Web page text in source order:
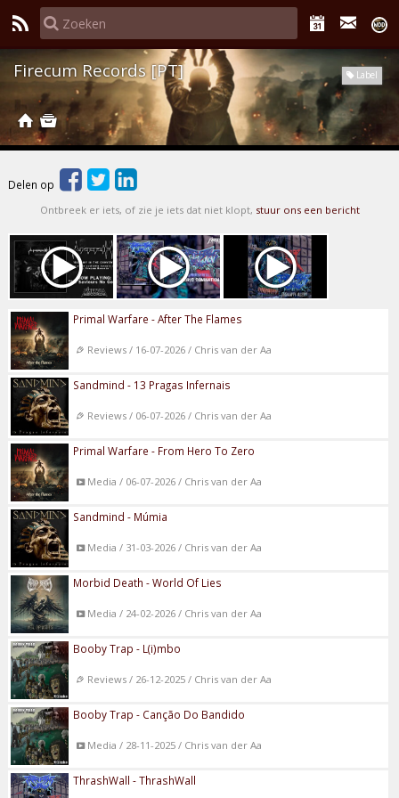
Label
Firecum Records [PT]
Delen op
Ontbreek er iets, of zie je iets dat niet klopt, stuur ons een bericht
Primal Warfare - After The Flames
Reviews / 16-07-2026 / Chris van der Aa
Sandmind - 13 Pragas Infernais
Reviews / 06-07-2026 / Chris van der Aa
Primal Warfare - From Hero To Zero
Media / 06-07-2026 / Chris van der Aa
Sandmind - Múmia
Media / 31-03-2026 / Chris van der Aa
Morbid Death - World Of Lies
Media / 24-02-2026 / Chris van der Aa
Booby Trap - L(i)mbo
Reviews / 26-12-2025 / Chris van der Aa
Booby Trap - Canção Do Bandido
Media / 28-11-2025 / Chris van der Aa
ThrashWall - ThrashWall